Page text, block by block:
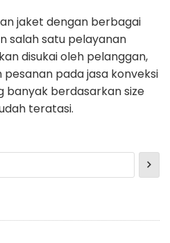
jaket dengan berbagai
salah satu pelayanan
disukai oleh pelanggan,
pada jasa konveksi
banyak berdasarkan size
teratasi.